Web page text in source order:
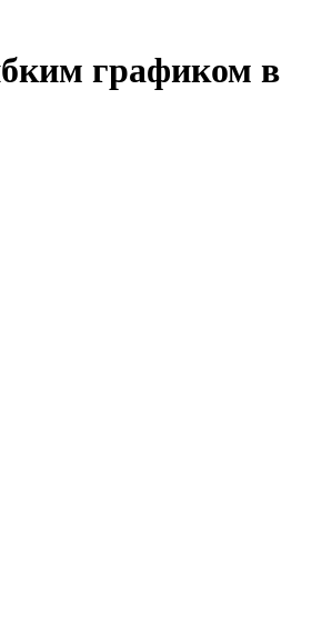
графиком в